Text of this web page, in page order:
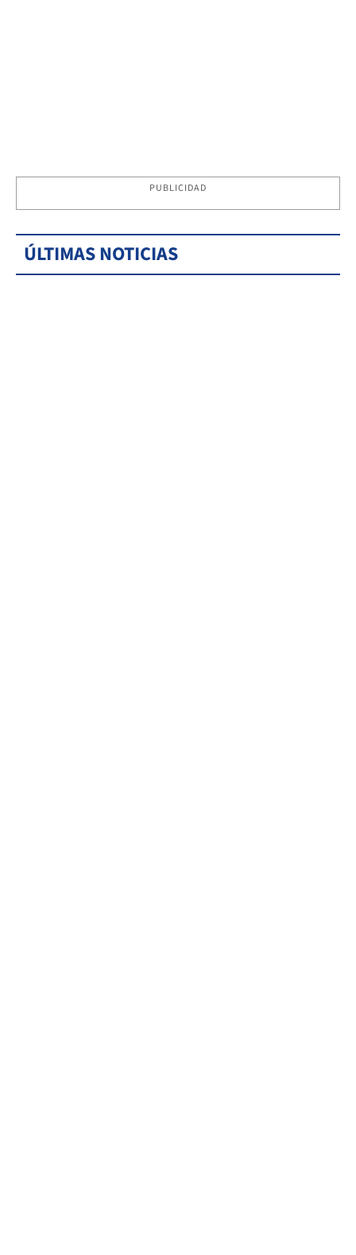
PUBLICIDAD
ÚLTIMAS NOTICIAS